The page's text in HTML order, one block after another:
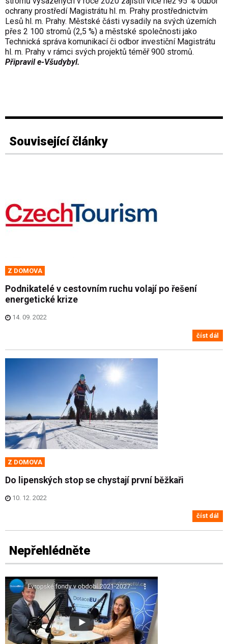
ochrany prostředí Magistrátu hl. m. Prahy prostřednictvím
Lesů hl. m. Prahy. Městské části vysadily na svých územích
přes 2 100 stromů (2,5 %) a městské společnosti jako
Technická správa komunikací či odbor investiční Magistrátu
hl. m. Prahy v rámci svých projektů téměř 900 stromů.
Připravil e-Všudybyl.
Související články
Z DOMOVA
Podnikatelé v cestovním ruchu volají po řešení
energetické krize
14. 09. 2022
číst dál
Z DOMOVA
Do lipenských stop se chystají první běžkaři
10. 12. 2022
číst dál
Nepřehlédněte